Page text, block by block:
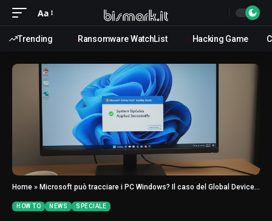
Aa
Trending Ransomware WatchList Hacking Game
Home » Microsoft può tracciare i PC Windows? Il caso del Global Device ID riaccende il dibattito sulla privacy
HOW TO NEWS SPECIALE